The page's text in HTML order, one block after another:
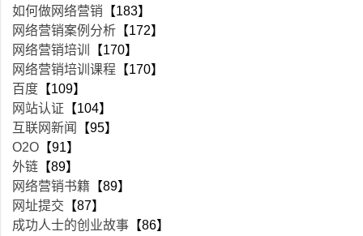
如何做网络营销 【183】
网络营销案例分析 【172】
网络营销培训
【170】
网络营销培训课程 【170】
百度 【109】
网站认证 【104】
互联网新闻
【95】
O2O 【91】
外链 【89】
网络营销书籍 【89】
网址提交 【87】
成功人士的创业故事 【86】